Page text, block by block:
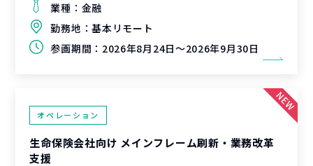
業種： 金融
勤務地：基本リモート
参画期間： 2026年8月24日～2026年9月30日
オペレーション
生命保険会社向け メインフレーム刷新・業務改革
支援